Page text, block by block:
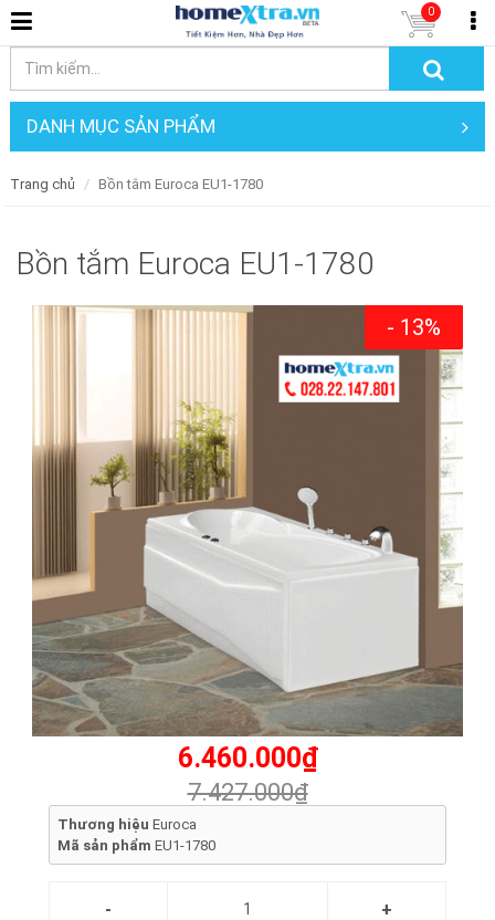
0
DANH MỤC SẢN PHẨM
Trang chủ Bồn tắm Euroca EU1-1780
Bồn tắm Euroca EU1-1780
- 13%
6.460.000₫
7.427.000₫
Thương hiệu Euroca
Mã sản phẩm EU1-1780